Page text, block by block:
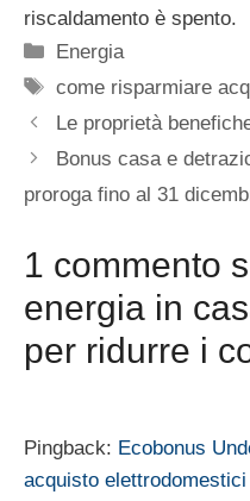
riscaldamento è spento.
Categorie
Energia
Tag
come risparmiare
Le proprietà
Bonus casa e
proroga fino al 31
1 commento
energia in
per ridurre i
Pingback: Ecobonus
acquisto